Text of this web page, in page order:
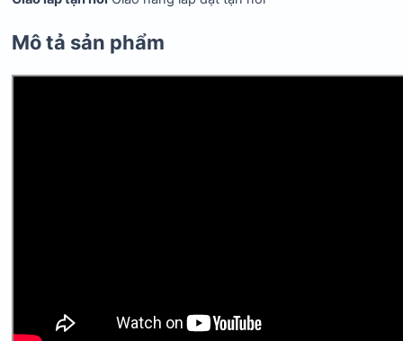
Mô tả sản phẩm